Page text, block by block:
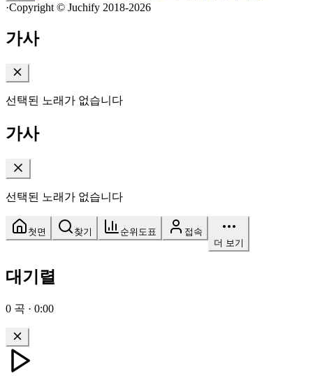
·Copyright © Juchify 2018-2026
가사
선택된 노래가 없습니다
가사
선택된 노래가 없습니다
첫면 찾기 순위도표
접속
더 보기
대기렬
0 곡 · 0:00